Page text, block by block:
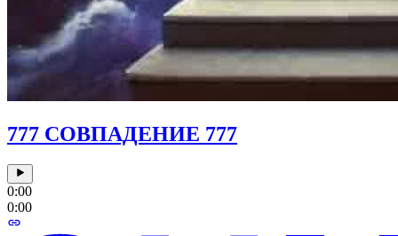
777 СОВПАДЕНИЕ 777
0:00
0:00